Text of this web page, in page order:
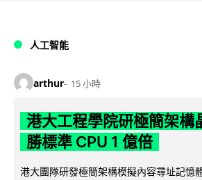
人工智能
arthur 15 小時
港大工程學院研極簡架構
勝標準 CPU 1 億倍
港大團隊研發極簡架構模擬內容尋址記憶